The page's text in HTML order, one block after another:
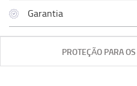
Garantia
PROTEÇÃO PARA